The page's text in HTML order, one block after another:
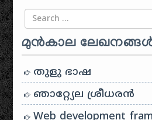
Search for
മുൻകാല
തുളു ഭാഷ
ഞാറ്റ്യേല ശ്രീധരൻ
Web development